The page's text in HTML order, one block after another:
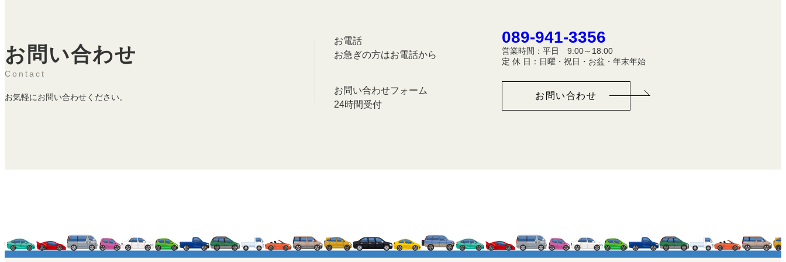
お問い合わせ
Contact
お気軽にお問い合わせください。
お電話
お急ぎの方はお電話から
089-941-3356
営業時間：平日 9:00～18:00
定 休 日：日曜・祝日・お盆・年末年始
お問い合わせフォーム
24時間受付
お問い合わせ